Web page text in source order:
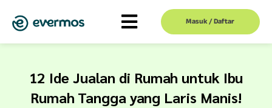
Masuk / Daftar
12 Ide Jualan di Rumah untuk Ibu
Rumah Tangga yang Laris Manis!